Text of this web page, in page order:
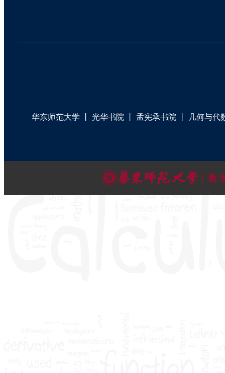
华东师范大学 光华书院 孟宪承书院 几何与代